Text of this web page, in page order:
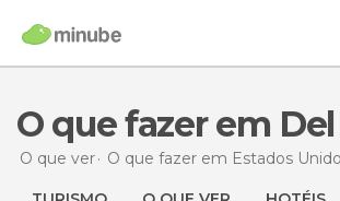
O que fazer em
O que ver O que fazer em Estados